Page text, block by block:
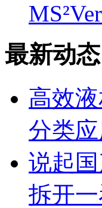
最新动态
高效
分类应
说起
拆开